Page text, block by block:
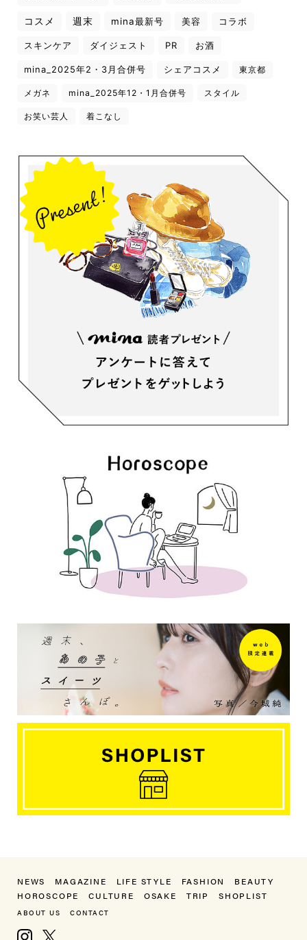
コスメ 週末 mina最新号 美容 コラボ
スキンケア ダイジェスト PR お酒
mina_2025年2・3月合併号 シェアコスメ 東京都
メガネ mina_2025年12・1月合併号 スタイル
お笑い芸人 着こなし
NEWS MAGAZINE LIFE STYLE FASHION
BEAUTY
HOROSCOPE
CULTURE OSAKE TRIP SHOPLIST
ABOUT US CONTACT
Instagram